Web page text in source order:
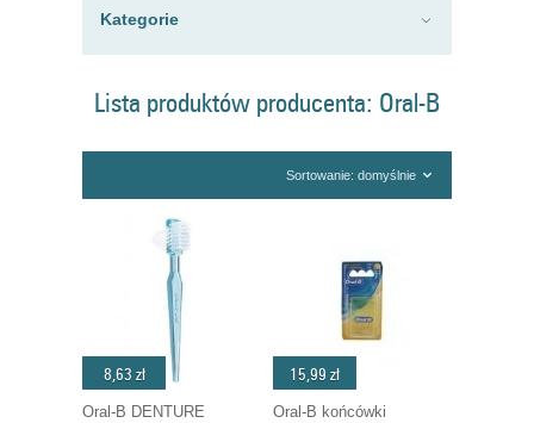
Kategorie
Lista produktów producenta: Oral-B
Sortowanie: domyślnie
8,63 zł
Oral-B DENTURE
15,99 zł
Oral-B końcówki